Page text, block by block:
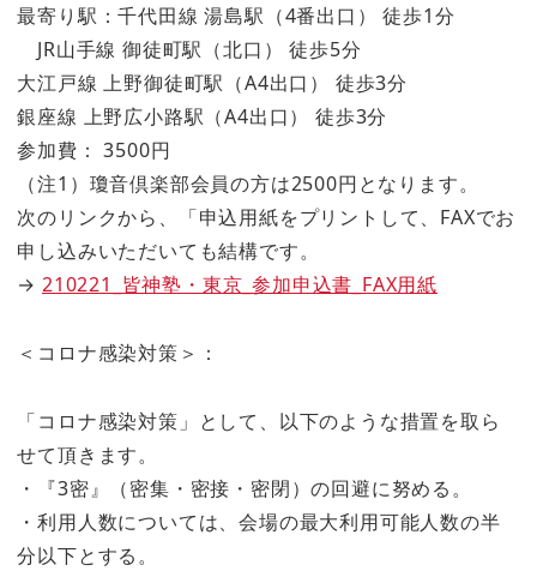
最寄り駅：千代田線 湯島駅（4番出口） 徒歩1分
JR山手線 御徒町駅（北口） 徒歩5分
大江戸線 上野御徒町駅（A4出口） 徒歩3分
銀座線 上野広小路駅（A4出口） 徒歩3分
参加費： 3500円
（注1）瓊音倶楽部会員の方は2500円となります。
次のリンクから、「申込用紙をプリントして、FAXでお
申し込みいただいても結構です。
→ 210221_皆神塾・東京_参加申込書_FAX用紙
＜コロナ感染対策＞：
「コロナ感染対策」として、以下のような措置を取ら
せて頂きます。
・『3密』（密集・密接・密閉）の回避に努める。
・利用人数については、会場の最大利用可能人数の半
分以下とする。